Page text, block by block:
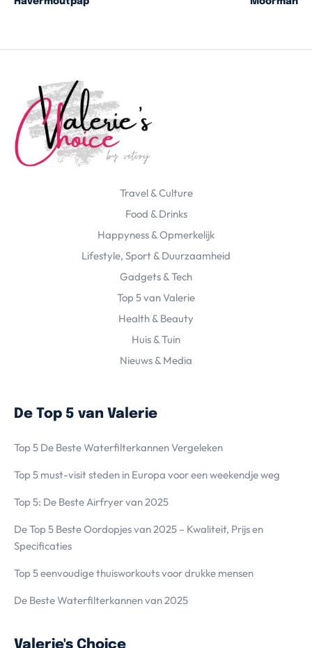
Travel & Culture
Food & Drinks
Happyness & Opmerkelijk
Lifestyle, Sport & Duurzaamheid
Gadgets & Tech
Top 5 van Valerie
Health & Beauty
Huis & Tuin
Nieuws & Media
De Top 5 van Valerie
Top 5 De Beste Waterfilterkannen Vergeleken
Top 5 must-visit steden in Europa voor een weekendje weg
Top 5: De Beste Airfryer van 2025
De Top 5 Beste Oordopjes van 2025 – Kwaliteit, Prijs en
Specificaties
Top 5 eenvoudige thuisworkouts voor drukke mensen
De Beste Waterfilterkannen van 2025
Valerie's Choice